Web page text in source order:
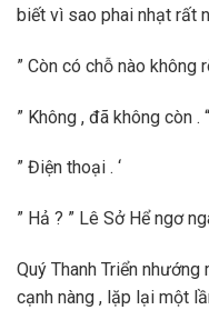
biết vì sao phai nhạt rất
” Còn có chỗ nào không
” Không , đã không còn . “
” Điện thoại . ‘
” Hả ? ” Lê Sở Hể ngơ
Quý Thanh Triển
cạnh nàng , lặp lại một